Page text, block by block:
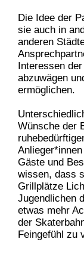
Die Idee der
sie auch in
anderen
Interessen
abzuwägen
ermöglichen.
Wünsche der
Gäste und
wissen, dass
Grillplätze
Jugendlichen
etwas mehr
der
Feingefühl zu